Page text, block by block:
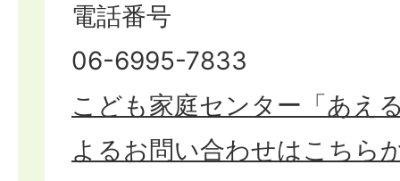
電話番号
06-6995-7833
こども家庭センター「あえ
よるお問い合わせはこちら